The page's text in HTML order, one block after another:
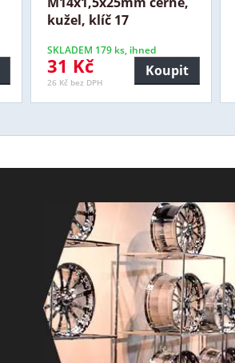
kužel, klíč 17
SKLADEM 179 ks, ihned
31 Kč
26 Kč bez DPH
Koupit